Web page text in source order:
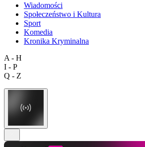
Wiadomości
Społeczeństwo i Kultura
Sport
Komedia
Kronika Kryminalna
A - H
I - P
Q - Z